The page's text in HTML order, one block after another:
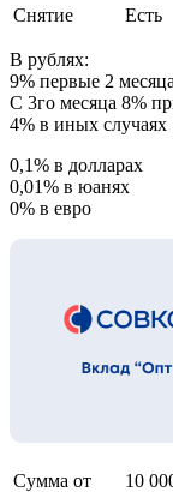
Снятие
Есть
В рублях:
9% первые 2
С 3го месяца 8%
4% в иных случаях
0,1% в долларах
0,01% в юанях
0% в евро
Сумма от
10